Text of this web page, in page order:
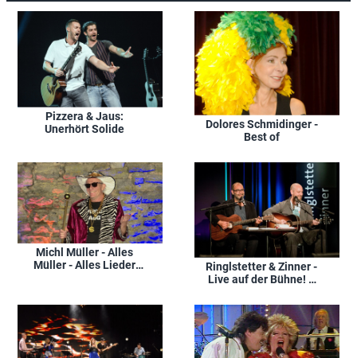
Pizzera & Jaus:
Unerhört Solide
Dolores Schmidinger -
Best of
Michl Müller - Alles
Müller - Alles Lieder
Ringlstetter & Zinner -
Live auf der Bühne! –
Typen, 2 Gitarren, 2
Bücher'